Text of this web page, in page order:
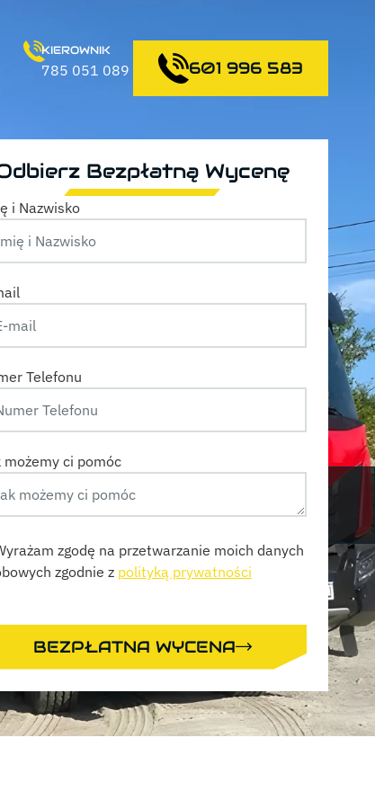
KIEROWNIK
785 051 089 601 996 583
Bezpłatną Wycenę
i Nazwisko
Telefonu
możemy ci pomóc
zgodę na przetwarzanie moich danych
zgodnie z polityką prywatności
BEZPŁATNA WYCENA